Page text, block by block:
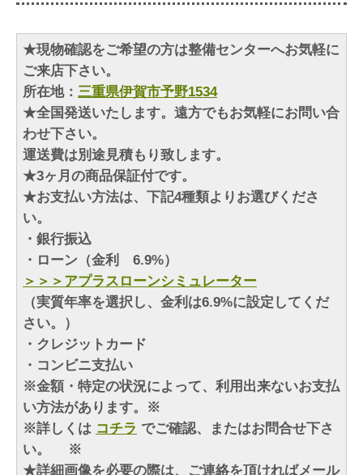
★現物確認をご希望の方は整備センターへお気軽に
ご来店下さい。
所在地： 三重県伊賀市予野1534
★全国発送いたします。遠方でもお気軽にお問い合
わせ下さい。
運送費は別途見積もり致します。
★3ヶ月の商品保証付です。
★お支払い方法は、下記4種類よりお選びくださ
い。
・銀行振込
・ローン（金利 6.9%）
＞＞＞アプラスローンシミュレーター
（実質年率を選択し、金利は6.9%に設定してくだ
さい。）
・クレジットカード
・コンビニ支払い
※金額・特定の状況によって、利用出来ないお支払
い方法があります。※
※詳しくは コチラ でご確認、またはお問合せ下さ
い。 ※
★詳細画像を必要の際は、ご連絡を頂ければメール